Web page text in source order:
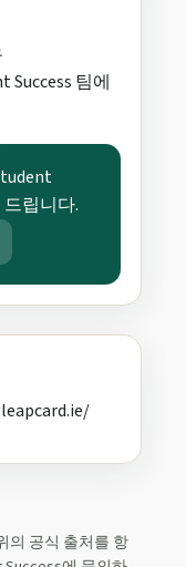
Success 팀에
드립니다.
의 공식 출처를 항